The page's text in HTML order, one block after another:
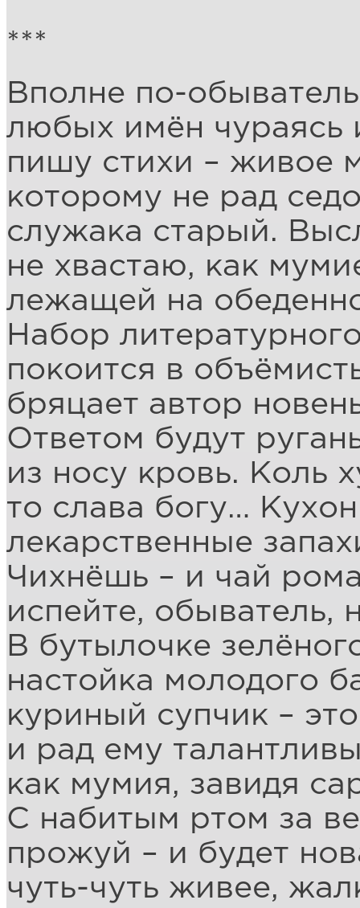
***
Вполне по-
любых имён чураясь
пишу стихи – живое
которому не рад
служака старый.
не хвастаю, как
лежащей на
Набор
покоится в
бряцает автор
Ответом будут
из носу кровь. Коль
то слава богу…
лекарственные
Чихнёшь – и чай
испейте, обыватель,
В бутылочке
настойка молодого
куриный супчик –
и рад ему
как мумия, завидя
С набитым ртом за
прожуй – и будет
чуть-чуть живее,